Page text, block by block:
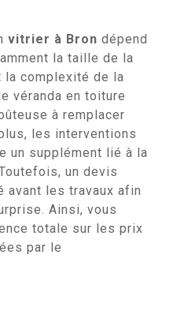
vitrier à Bron dépend
la taille de la
complexité de la
véranda en toiture
à remplacer
les interventions
un supplément lié à la
un devis
les travaux afin
Ainsi, vous
totale sur les prix
par le